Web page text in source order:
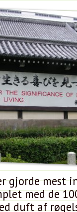
gjorde mest
med de
duft af